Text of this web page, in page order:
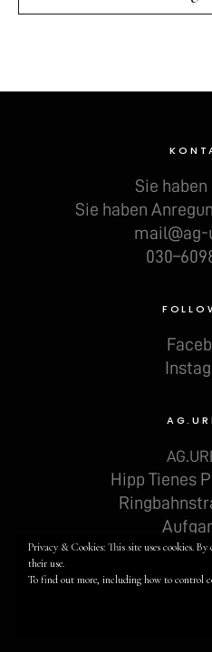
Sie haben
Sie haben
mail@ag-
AG
Hipp Tienes
12099
Privacy & Cookies: This site uses cookies.
their use.
To find out more, including how to control